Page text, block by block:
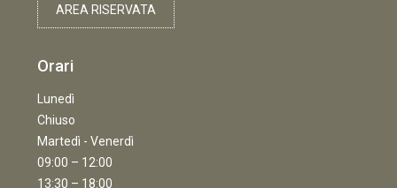
AREA RISERVATA
Orari
Lunedì
Chiuso
Martedì - Venerdì
09:00 – 12:00
13:30 – 18:00